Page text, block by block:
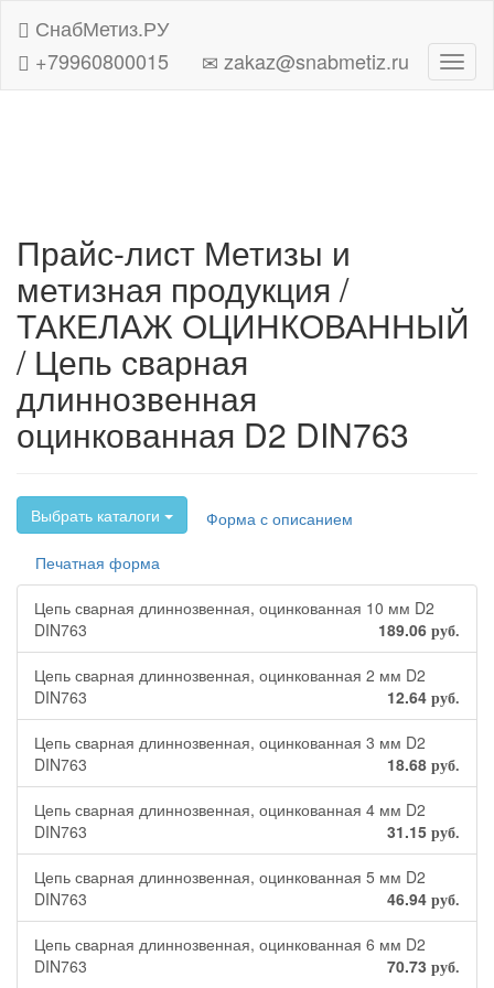
СнабМетиз.РУ
+79960800015
zakaz@snabmetiz.ru
Прайс-лист Метизы и
метизная продукция /
ТАКЕЛАЖ ОЦИНКОВАННЫЙ
/ Цепь сварная
длиннозвенная
оцинкованная D2 DIN763
Выбрать каталоги
Форма с описанием
Печатная форма
Цепь сварная длиннозвенная, оцинкованная 10 мм D2
DIN763
189.06 руб.
Цепь сварная длиннозвенная, оцинкованная 2 мм D2
DIN763
12.64 руб.
Цепь сварная длиннозвенная, оцинкованная 3 мм D2
DIN763
18.68 руб.
Цепь сварная длиннозвенная, оцинкованная 4 мм D2
DIN763
31.15 руб.
Цепь сварная длиннозвенная, оцинкованная 5 мм D2
DIN763
46.94 руб.
Цепь сварная длиннозвенная, оцинкованная 6 мм D2
DIN763
70.73 руб.